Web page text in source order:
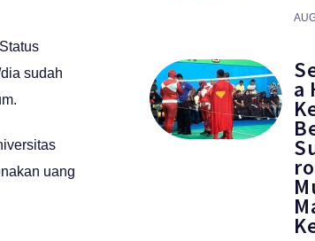
sudah
uang
a
ro